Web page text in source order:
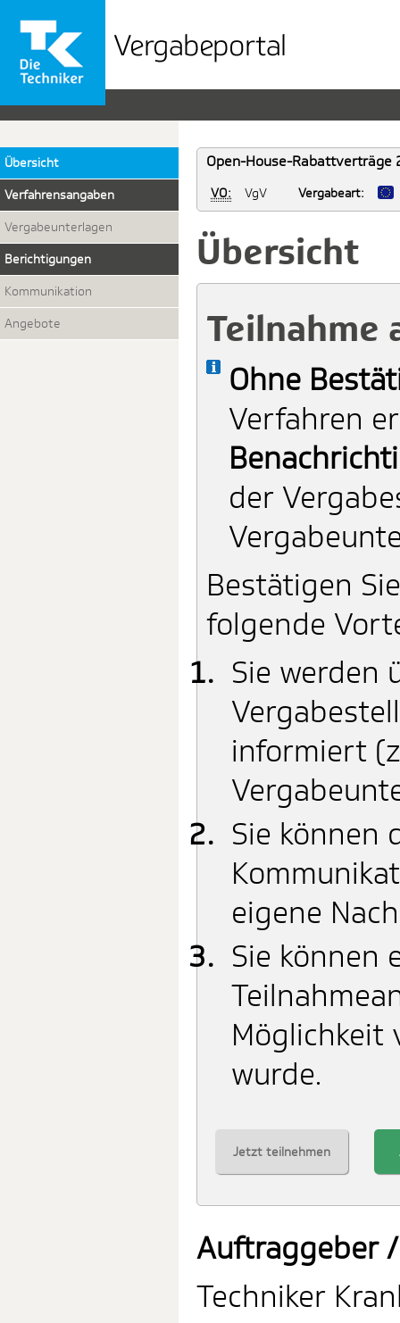
Vergabeportal
der
TK
Übersicht
Verfahrensangaben
Vergabeunterlagen
Berichtigungen
Kommunikation
Angebote
Open-House-Rabattverträge
VO: VgV Vergabeart:
Übersicht
Teilnahme
Info
Ohne
Verfahren
der
Bestätigen
folgende
Sie werden
informiert
Sie können
eigene
Sie können
Möglichkeit
wurde.
Jetzt teilnehmen
Auftraggeber
Techniker